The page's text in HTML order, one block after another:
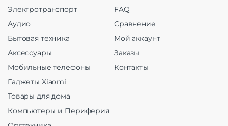
Электротранспорт
Аудио
Бытовая техника
Аксессуары
Мобильные телефоны
Гаджеты Xiaomi
Товары для дома
Компьютеры и Периферия
FAQ
Сравнение
Мой аккаунт
Заказы
Контакты